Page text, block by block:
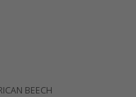
BEECH